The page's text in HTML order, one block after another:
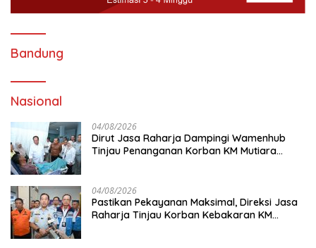
Bandung
Nasional
04/08/2026
Dirut Jasa Raharja Dampingi Wamenhub
Tinjau Penanganan Korban KM Mutiara
04/08/2026
Pastikan Pekayanan Maksimal, Direksi Jasa
Raharja Tinjau Korban Kebakaran KM